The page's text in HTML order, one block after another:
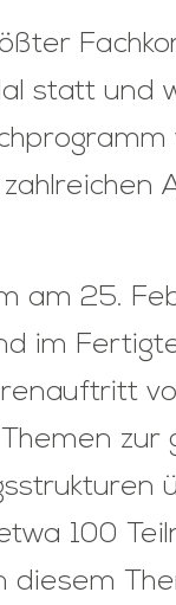
statt und
am 25.
im
100
diesem